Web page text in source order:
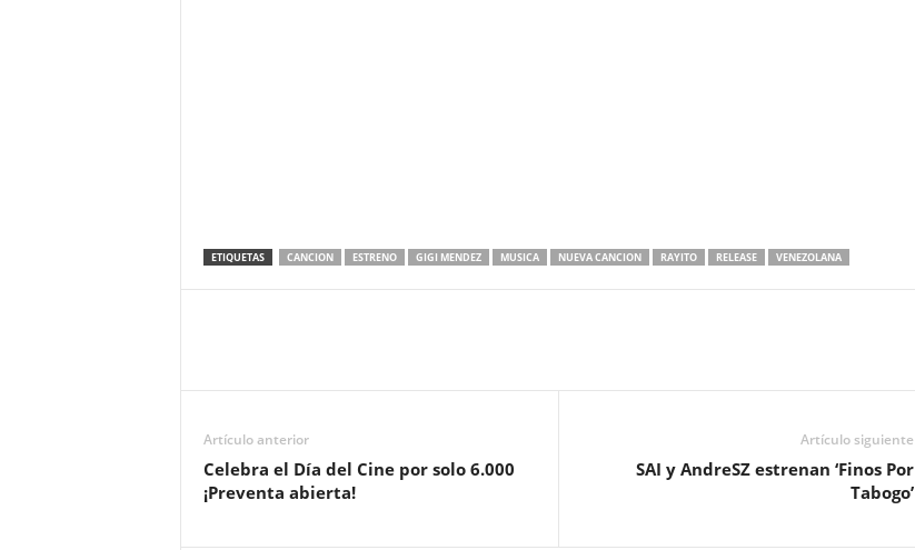
ETIQUETAS CANCION ESTRENO GIGI MENDEZ MUSICA NUEVA CANCION RAYITO RELEASE VENEZOLANA
Artículo anterior
Celebra el Día del Cine por solo 6.000
¡Preventa abierta!
Artículo siguiente
SAI y AndreSZ estrenan ‘Finos Por
Tabogo’